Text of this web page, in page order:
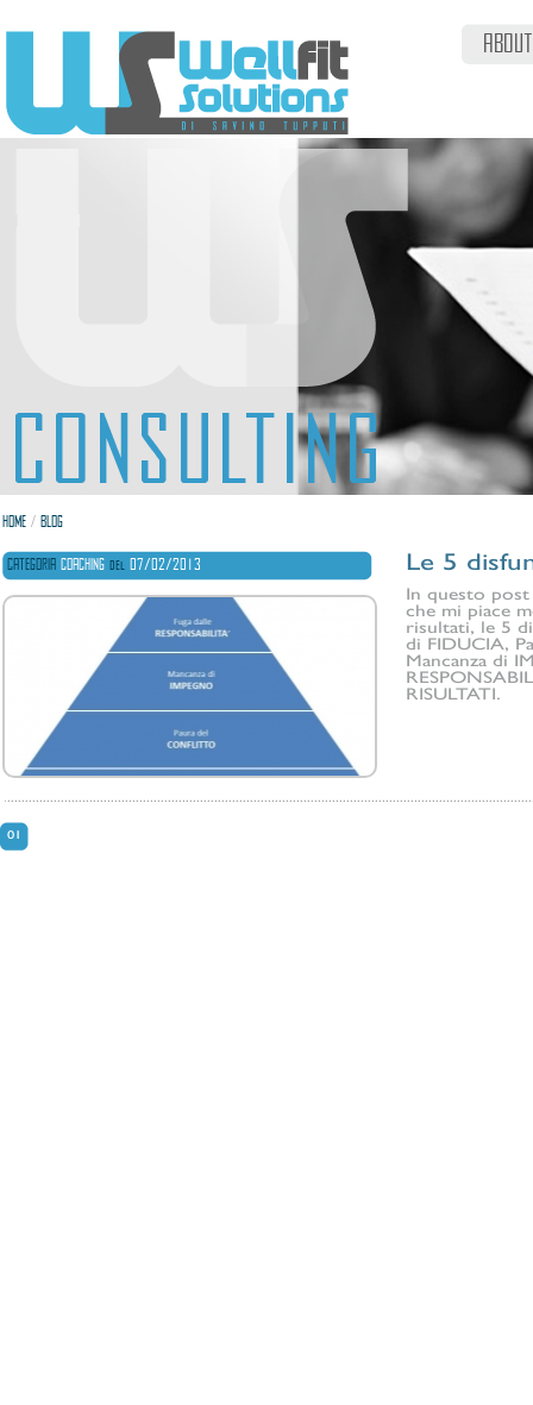
ABOUT
HOME / BLOG
CATEGORIA COACHING del 07/02/2013 Le 5
In questo
che mi piace
risultati, le 5
di FIDUCIA,
Mancanza di
RISULTATI.
01